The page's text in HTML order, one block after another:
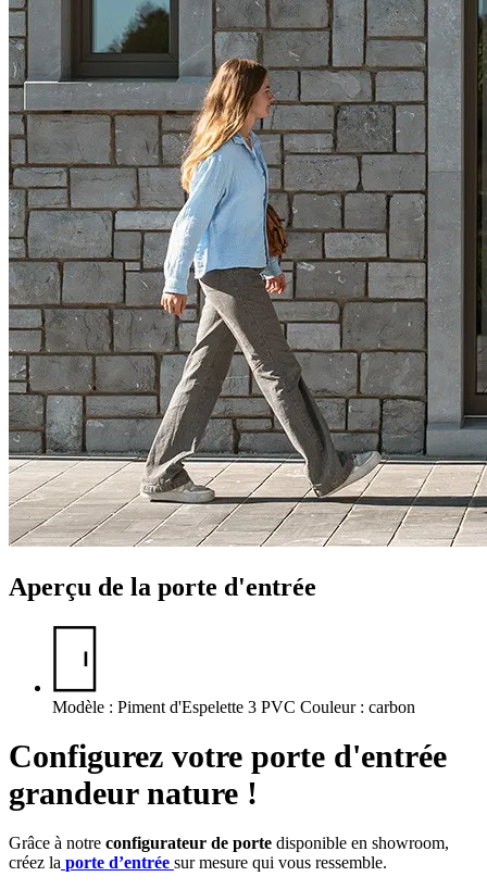
Aperçu de la porte d'entrée
Modèle : Piment d'Espelette 3 PVC Couleur : carbon
Configurez votre porte d'entrée
grandeur nature !
Grâce à notre configurateur de porte disponible en showroom,
créez la porte d’entrée sur mesure qui vous ressemble.